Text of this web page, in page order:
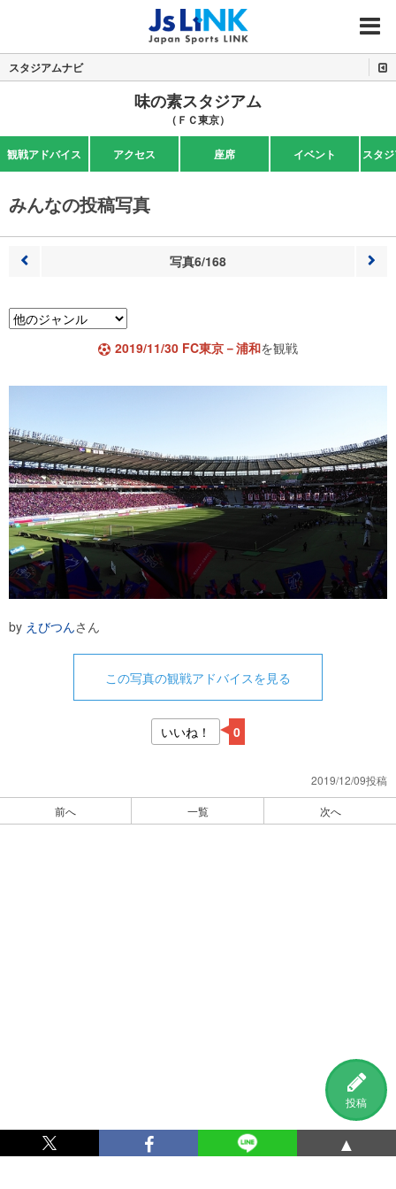
MENU
投稿
スタジアムナビ
味の素スタジアム
（ＦＣ東京）
観戦アドバイス アクセス 座席 イベント スタ
みんなの投稿写真
写真6/168
2019/11/30 FC東京－浦和を観戦
by えびつんさん
この写真の観戦アドバイスを見る
いいね！ 0
2019/12/09投稿
前へ 一覧 次へ
▲